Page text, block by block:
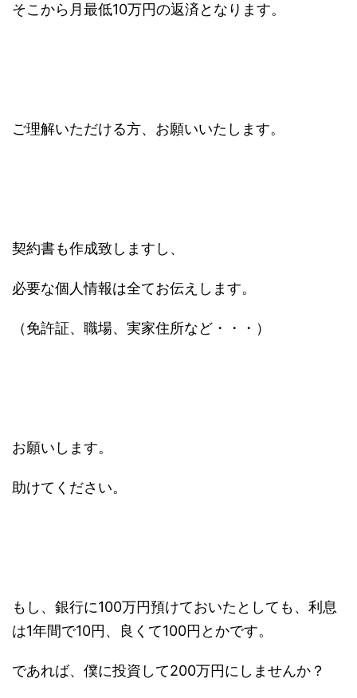
そこから月最低10万円の返済となります。
ご理解いただける方、お願いいたします。
契約書も作成致しますし、
必要な個人情報は全てお伝えします。
（免許証、職場、実家住所など・・・）
お願いします。
助けてください。
もし、銀行に100万円預けておいたとしても、利息
は1年間で10円、良くて100円とかです。
であれば、僕に投資して200万円にしませんか？